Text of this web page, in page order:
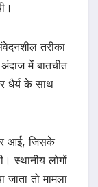
तरीका
में बातचीत
धैर्य के साथ
आई, जिसके
स्थानीय लोगों
जाता तो मामला